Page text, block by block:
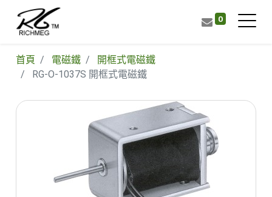
0
首頁 電磁鐵
開框式電磁鐵
RG-O-1037S 開框式電磁鐵